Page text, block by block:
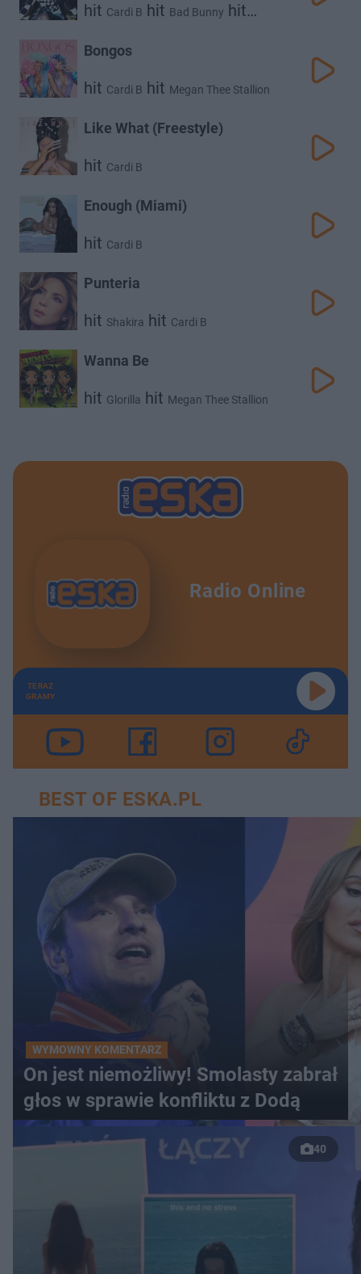
hit Cardi B hit Bad Bunny hit
Bongos
hit Cardi B hit Megan Thee Stallion
Like What (Freestyle)
hit Cardi B
Enough (Miami)
hit Cardi B
Punteria
hit Shakira hit Cardi B
Wanna Be
hit Glorilla hit Megan Thee Stallion
Radio Online
TERAZ
GRAMY
BEST OF ESKA.PL
WYMOWNY KOMENTARZ
On jest niemożliwy! Smolasty zabrał
głos w sprawie konfliktu z Dodą
40